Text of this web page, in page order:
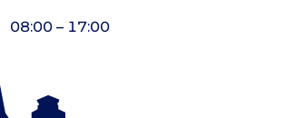
08:00 – 17:00